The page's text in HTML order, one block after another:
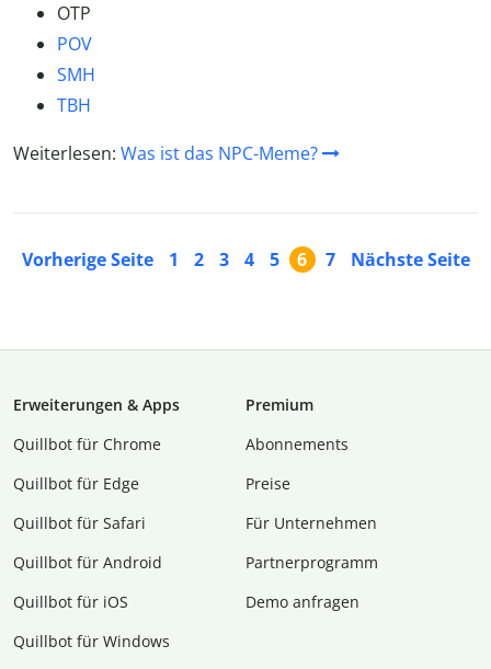
OTP
POV
SMH
TBH
Weiterlesen: Was ist das NPC-Meme?
Vorherige Seite 1 2 3 4 5 6 7 Nächste Seite
Erweiterungen & Apps
Quillbot für Chrome
Quillbot für Edge
Quillbot für Safari
Quillbot für Android
Quillbot für iOS
Quillbot für Windows
Premium
Abon­ne­ments
Preise
Für Unternehmen
Partnerprogramm
Demo anfragen